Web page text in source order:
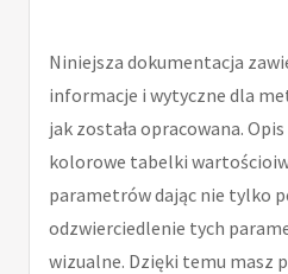
Niniejsza dokumentacja
informacje i wytyczne dla
jak została opracowana.
kolorowe tabelki
parametrów dając nie tylko
odzwierciedlenie tych
wizualne. Dzięki temu masz